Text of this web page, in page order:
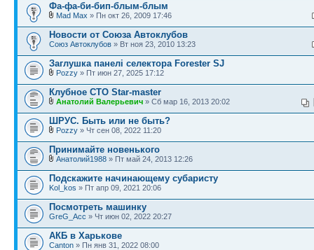
Фа-фа-би-бип-блым-блым
Mad Max » Пн окт 26, 2009 17:46
Новости от Союза Автоклубов
Союз Автоклубов » Вт ноя 23, 2010 13:23
Заглушка панелі селектора Forester SJ
Pozzy » Пт июн 27, 2025 17:12
Клубное СТО Star-master
Анатолий Валерьевич » Сб мар 16, 2013 20:02
ШРУС. Быть или не быть?
Pozzy » Чт сен 08, 2022 11:20
Принимайте новенького
Анатолий1988 » Пт май 24, 2013 12:26
Подскажите начинающему субаристу
Kol_kos » Пт апр 09, 2021 20:06
Посмотреть машинку
GreG_Acc » Чт июн 02, 2022 20:27
АКБ в Харькове
Canton » Пн янв 31, 2022 08:00